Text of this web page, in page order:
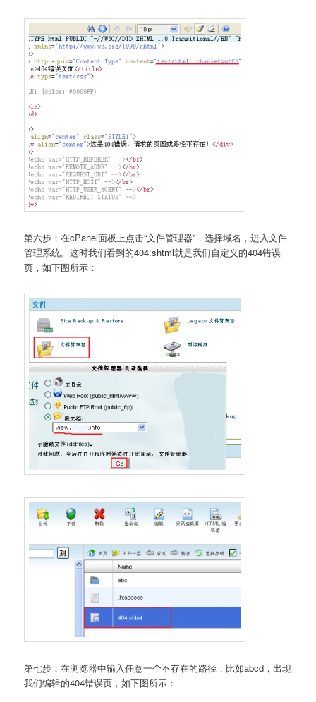
第六步：在cPanel面板上点击“文件管理器”，选择域名，进入文件
管理系统。这时我们看到的404.shtml就是我们自定义的404错误
页，如下图所示：
第七步：在浏览器中输入任意一个不存在的路径，比如abcd，出现
我们编辑的404错误页，如下图所示：